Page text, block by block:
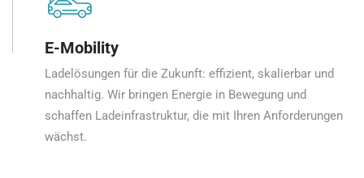
E-Mobility
Ladelösungen für die Zukunft: effizient, skalierbar und
nachhaltig. Wir bringen Energie in Bewegung und
schaffen Ladeinfrastruktur, die mit Ihren Anforderungen
wächst.